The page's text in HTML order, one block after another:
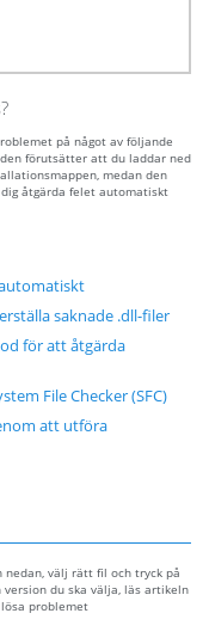
på något av följande
förutsätter att du laddar ned
medan den
åtgärda felet automatiskt
saknade .dll-filer
för att åtgärda
File Checker (SFC)
att utföra
nedan, välj rätt fil och tryck på
du ska välja, läs artikeln
problemet